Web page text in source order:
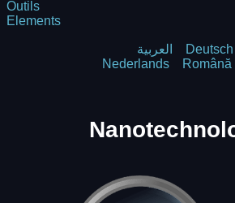
Outils
Elements
العربية Deutsch
Nederlands
Română